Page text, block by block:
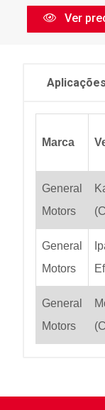
Ver
Aplicações
Marca
General
Motors
General
Motors
General
Motors